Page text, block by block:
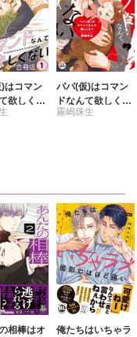
はコマン
欲しくな
版】
パパ(仮)はコマン
ドなんて欲しくな
い【単行本版】1
霧嶋珠生
相棒はオ
俺たちはいちゃラ